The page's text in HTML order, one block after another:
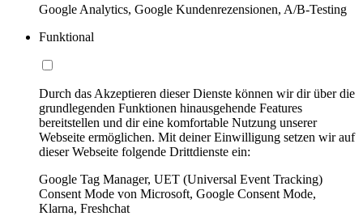
Google Analytics, Google Kundenrezensionen, A/B-Testing
Funktional
Durch das Akzeptieren dieser Dienste können wir dir über die
grundlegenden Funktionen hinausgehende Features
bereitstellen und dir eine komfortable Nutzung unserer
Webseite ermöglichen. Mit deiner Einwilligung setzen wir auf
dieser Webseite folgende Drittdienste ein:
Google Tag Manager, UET (Universal Event Tracking)
Consent Mode von Microsoft, Google Consent Mode,
Klarna, Freshchat